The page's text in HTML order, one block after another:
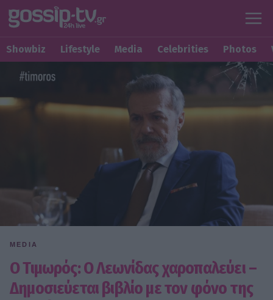
Showbiz Lifestyle Media Celebrities Photos
MEDIA
Ο Τιμωρός: Ο Λεωνίδας χαροπαλεύει –
Δημοσιεύεται βιβλίο με τον φόνο της